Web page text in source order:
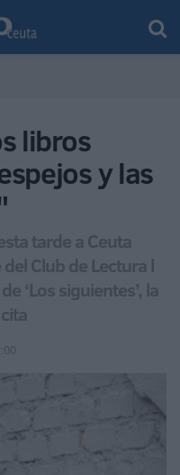
libros
y las
tarde a Ceuta
Club de Lectura l
‘Los siguientes’, la